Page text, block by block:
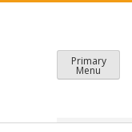
Primary
Menu